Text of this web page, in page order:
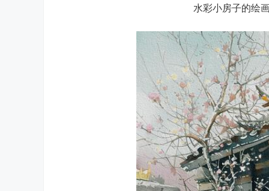
水彩小房子的绘